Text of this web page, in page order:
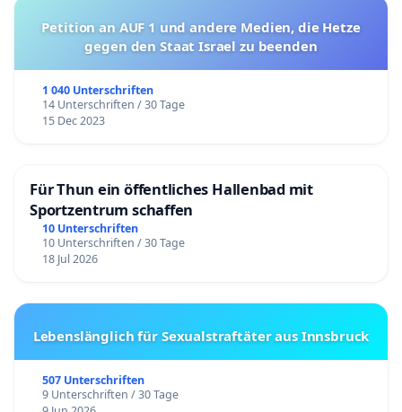
Petition an AUF 1 und andere Medien, die Hetze
gegen den Staat Israel zu beenden
1 040 Unterschriften
14 Unterschriften / 30 Tage
15 Dec 2023
Für Thun ein öffentliches Hallenbad mit
Sportzentrum schaffen
10 Unterschriften
10 Unterschriften / 30 Tage
18 Jul 2026
Lebenslänglich für Sexualstraftäter aus Innsbruck
507 Unterschriften
9 Unterschriften / 30 Tage